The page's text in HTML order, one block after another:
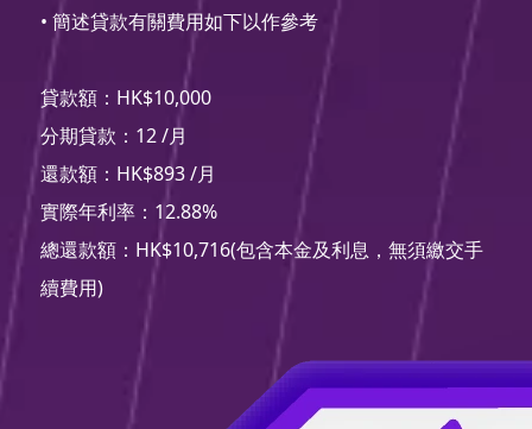
• 簡述貸款有關費用如下以作參考
貸款額：HK$10,000
分期貸款：12 /月
還款額：HK$893 /月
實際年利率：12.88%
總還款額：HK$10,716(包含本金及利息，無須繳交手
續費用)